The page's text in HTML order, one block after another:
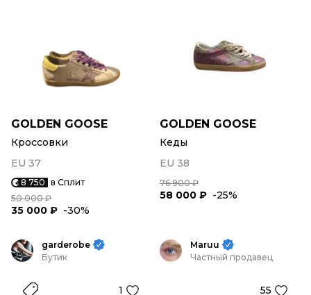
GOLDEN GOOSE
Кроссовки
EU 37
8 750 в Сплит
50 000 ₽
35 000 ₽ -30%
GOLDEN GOOSE
Кеды
EU 38
76 900 ₽
58 000 ₽ -25%
garderobe
Бутик
1
Maruu
Частный продавец
55